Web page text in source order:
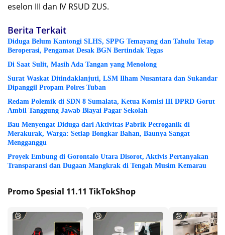
eselon III dan IV RSUD ZUS.
Berita Terkait
Diduga Belum Kantongi SLHS, SPPG Temayang dan Tahulu Tetap
Beroperasi, Pengamat Desak BGN Bertindak Tegas
Di Saat Sulit, Masih Ada Tangan yang Menolong
Surat Waskat Ditindaklanjuti, LSM Ilham Nusantara dan Sukandar
Dipanggil Propam Polres Tuban
Redam Polemik di SDN 8 Sumalata, Ketua Komisi III DPRD Gorut
Ambil Tanggung Jawab Biayai Pagar Sekolah
Bau Menyengat Diduga dari Aktivitas Pabrik Petroganik di
Merakurak, Warga: Setiap Bongkar Bahan, Baunya Sangat
Mengganggu
Proyek Embung di Gorontalo Utara Disorot, Aktivis Pertanyakan
Transparansi dan Dugaan Mangkrak di Tengah Musim Kemarau
Promo Spesial 11.11 TikTokShop